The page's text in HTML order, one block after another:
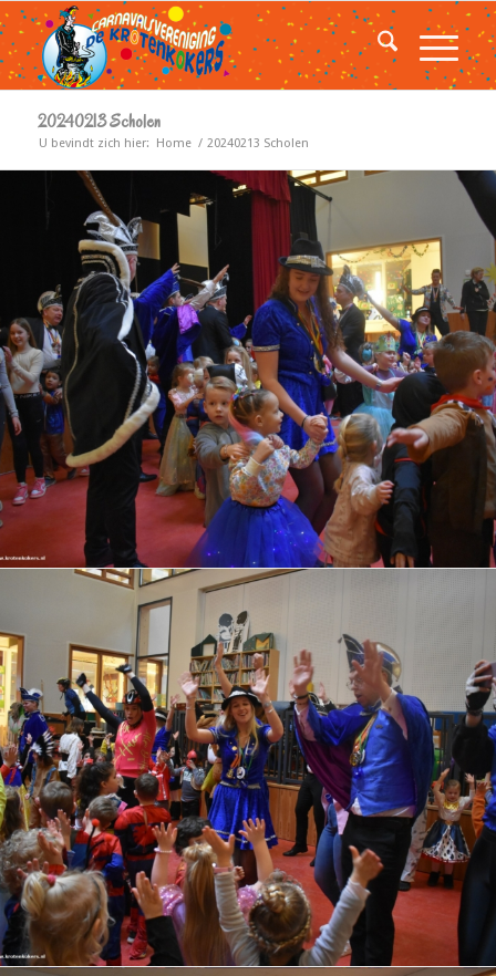
20240213 Scholen
U bevindt zich hier: Home / 20240213 Scholen